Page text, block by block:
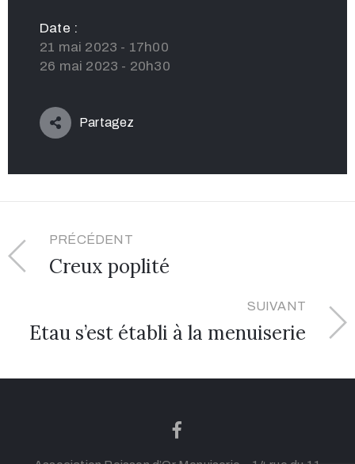
Date :
21 mai 2023 - 17h00
26 mai 2023 - 20h30
Partagez
PRÉCÉDENT
Creux poplité
SUIVANT
Etau s’est établi à la menuiserie